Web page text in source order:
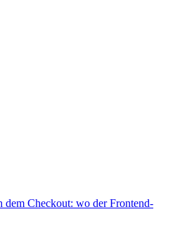
dem Checkout: wo der Frontend-